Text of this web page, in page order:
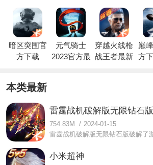
暗区突围官
方下载
元气骑士
2023官方最
穿越火线枪
战王者最新
巅
方
本类最新
雷霆战机破解版无限钻石版
754.83M / 2024-01-15
小米超神